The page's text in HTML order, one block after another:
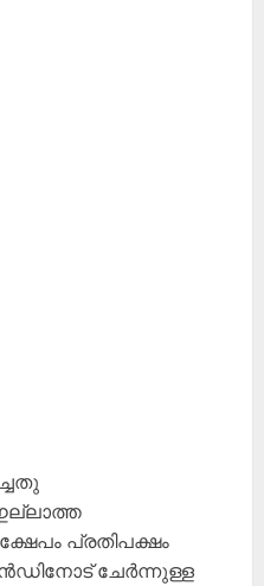
പ്രതിപക്ഷം
ചേർന്നുള്ള